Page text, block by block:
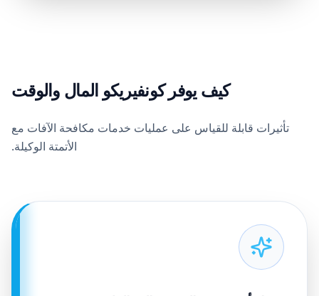
كيف يوفر كونفيريكو المال والوقت
تأثيرات قابلة للقياس على عمليات خدمات مكافحة الآفات مع
الأتمتة الوكيلة.